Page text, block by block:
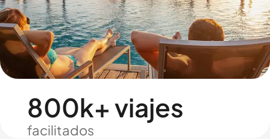
800k+ viajes
facilitados